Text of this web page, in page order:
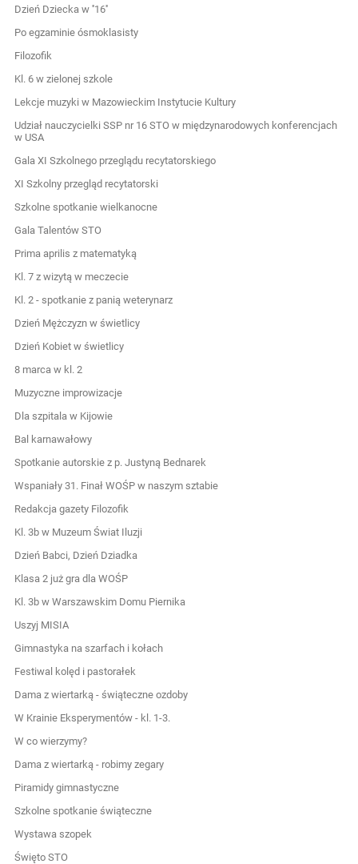
Dzień Dziecka w ''16''
Po egzaminie ósmoklasisty
Filozofik
Kl. 6 w zielonej szkole
Lekcje muzyki w Mazowieckim Instytucie Kultury
Udział nauczycielki SSP nr 16 STO w międzynarodowych konferencjach
w USA
Gala XI Szkolnego przeglądu recytatorskiego
XI Szkolny przegląd recytatorski
Szkolne spotkanie wielkanocne
Gala Talentów STO
Prima aprilis z matematyką
Kl. 7 z wizytą w meczecie
Kl. 2 - spotkanie z panią weterynarz
Dzień Mężczyzn w świetlicy
Dzień Kobiet w świetlicy
8 marca w kl. 2
Muzyczne improwizacje
Dla szpitala w Kijowie
Bal karnawałowy
Spotkanie autorskie z p. Justyną Bednarek
Wspaniały 31. Finał WOŚP w naszym sztabie
Redakcja gazety Filozofik
Kl. 3b w Muzeum Świat Iluzji
Dzień Babci, Dzień Dziadka
Klasa 2 już gra dla WOŚP
Kl. 3b w Warszawskim Domu Piernika
Uszyj MISIA
Gimnastyka na szarfach i kołach
Festiwal kolęd i pastorałek
Dama z wiertarką - świąteczne ozdoby
W Krainie Eksperymentów - kl. 1-3.
W co wierzymy?
Dama z wiertarką - robimy zegary
Piramidy gimnastyczne
Szkolne spotkanie świąteczne
Wystawa szopek
Święto STO